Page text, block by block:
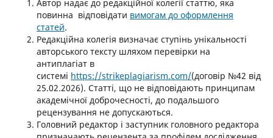
Автор надає до редакційної колегії статтю, яка
повинна відповідати вимогам до оформлення
статей.
Редакційна колегія визначає ступінь унікальності
авторського тексту шляхом перевірки на
антиплагіат в
системі https://strikeplagiarism.com/(договір №42 від
25.02.2026). Статті, що не відповідають принципам
академічної доброчесності, до подальшого
рецензування не допускаються.
Головний редактор і заступник головного редактора